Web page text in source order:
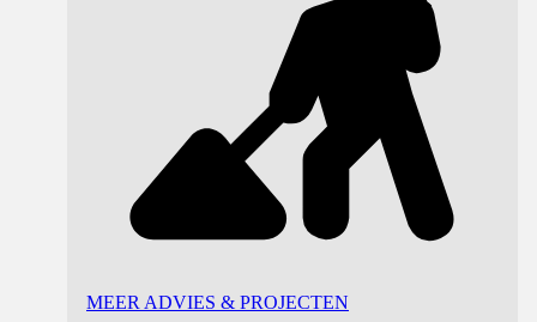
MEER ADVIES & PROJECTEN